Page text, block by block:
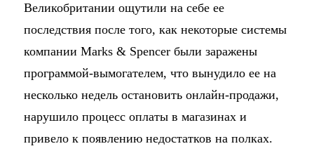
Великобритании ощутили на себе ее
последствия после того, как некоторые системы
компании Marks & Spencer были заражены
программой-вымогателем, что вынудило ее на
несколько недель остановить онлайн-продажи,
нарушило процесс оплаты в магазинах и
привело к появлению недостатков на полках.